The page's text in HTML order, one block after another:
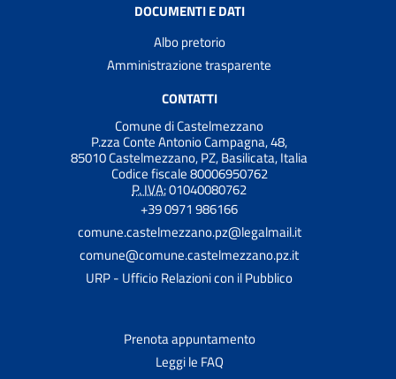
DOCUMENTI E DATI
Albo pretorio
Amministrazione trasparente
CONTATTI
Comune di Castelmezzano
P.zza Conte Antonio Campagna, 48,
85010 Castelmezzano, PZ, Basilicata, Italia
Codice fiscale 80006950762
P. IVA:01040080762
+39 0971 986166
comune.castelmezzano.pz@legalmail.it
comune@comune.castelmezzano.pz.it
URP - Ufficio Relazioni con il Pubblico
Prenota appuntamento
Leggi le FAQ